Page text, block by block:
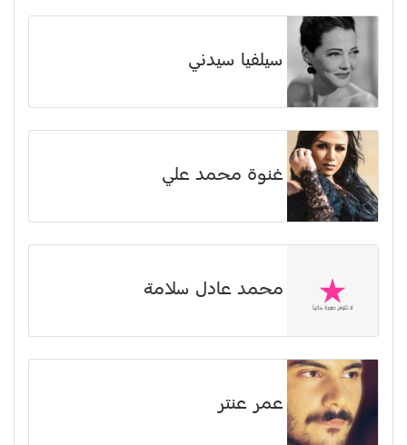
سيلفيا سيدني
غنوة محمد علي
محمد عادل سلامة
عمر عنتر